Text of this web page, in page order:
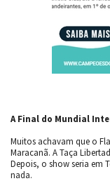
A Final do Mundial
Muitos achavam que o
Maracanã. A Taça
Depois, o show seria em
nada.